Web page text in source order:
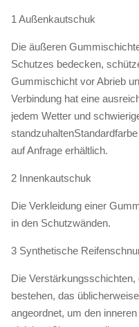
1 Außenkautschuk
Die äußeren
Schutzes bedecken,
Gummischicht vor Abrieb
Verbindung hat eine
jedem Wetter und
auf Anfrage erhältlich.
2 Innenkautschuk
Die Verkleidung einer
in den Schutzwänden.
3 Synthetische
Die
bestehen, das
angeordnet, um den